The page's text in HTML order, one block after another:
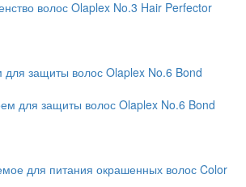
защиты волос Olaplex No.6 Bond
для питания окрашенных волос Color